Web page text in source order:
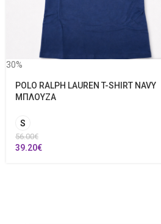
30%
POLO RALPH LAUREN T-SHIRT NAVY
ΜΠΛΟΥΖΑ
S
56.00€
39.20€